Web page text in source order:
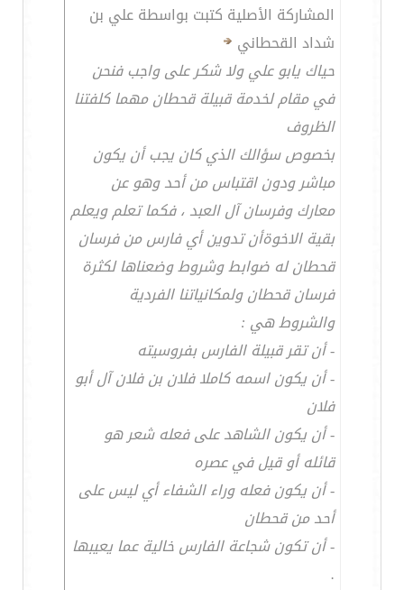
المشاركة الأصلية كتبت بواسطة علي بن
شداد القحطاني
حياك يابو علي ولا شكر على واجب فنحن
في مقام لخدمة قبيلة قحطان مهما كلفتنا
الظروف
بخصوص سؤالك الذي كان يجب أن يكون
مباشر ودون اقتباس من أحد وهو عن
معارك وفرسان آل العبد ، فكما تعلم ويعلم
بقية الاخوةأن تدوين أي فارس من فرسان
قحطان له ضوابط وشروط وضعناها لكثرة
فرسان قحطان ولمكانياتنا الفردية
والشروط هي :
- أن تقر قبيلة الفارس بفروسيته
- أن يكون اسمه كاملا فلان بن فلان آل أبو
فلان
- أن يكون الشاهد على فعله شعر هو
قائله أو قيل في عصره
- أن يكون فعله وراء الشفاء أي ليس على
أحد من قحطان
- أن تكون شجاعة الفارس خالية عما يعيبها
.